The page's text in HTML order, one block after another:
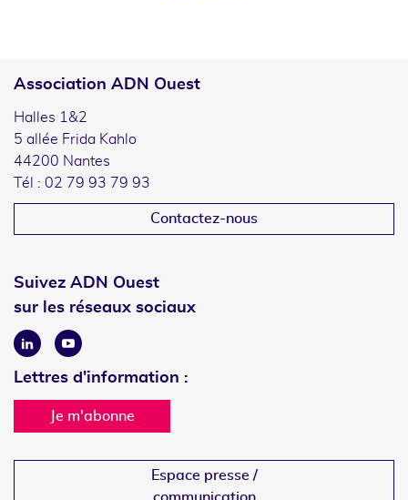
Association ADN Ouest
Halles 1&2
5 allée Frida Kahlo
44200 Nantes
Tél : 02 79 93 79 93
Contactez-nous
Suivez ADN Ouest
sur les réseaux sociaux
LinkedinYoutube
Lettres d'information :
Je m'abonne
Espace presse /